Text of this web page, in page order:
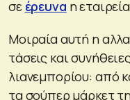
σε έρευνα η
Μοιραία αυτή η
τάσεις και
λιανεμπορίου: από
τα σούπερ μάρκετ